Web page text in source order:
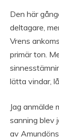
Den här
deltagare,
Vrens
primär ton.
lätta vindar,
Jag anmälde
sanning blev
av